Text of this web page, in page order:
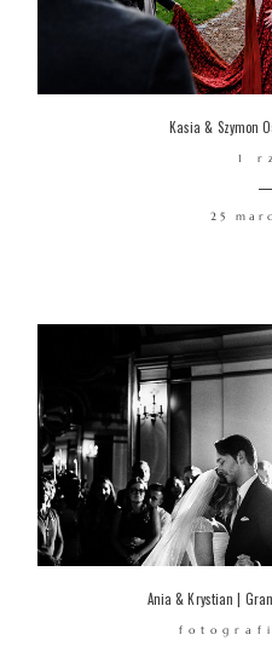
Kasia & Szymon
1
25
Ania & Krystian |
PORTFOLIO
O MNIE
KONTAKT
© COPYRIGHT